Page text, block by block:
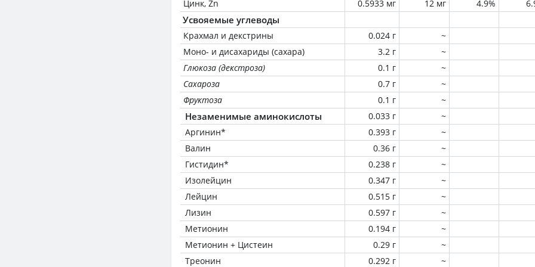
Цинк, Zn
0.5933 мг 12 мг 4.9%
Усвояемые углеводы
Крахмал и декстрины 0.024 г
~
Моно- и дисахариды (сахара)
3.2 г
~
Глюкоза (декстроза)
0.1 г
~
Сахароза
0.7 г
~
Фруктоза
0.1 г ~
Незаменимые аминокислоты 0.033 г
~
Аргинин*
0.393 г
~
Валин
0.36 г
~
Гистидин*
0.238 г
~
Изолейцин
0.347 г
~
Лейцин
0.515 г
~
Лизин
0.597 г
~
Метионин
0.194 г
~
Метионин + Цистеин
0.29 г
~
Треонин
0.292 г ~